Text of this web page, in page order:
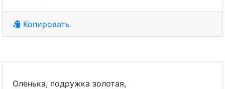
Копировать
Оленька, подружка золотая,